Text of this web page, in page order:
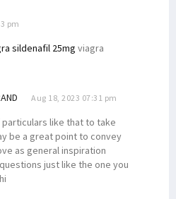
pm
sildenafil 25mg viagra
Aug 18, 2023 07:31 pm
like that to take
be a great point to convey
as general inspiration
just like the one you